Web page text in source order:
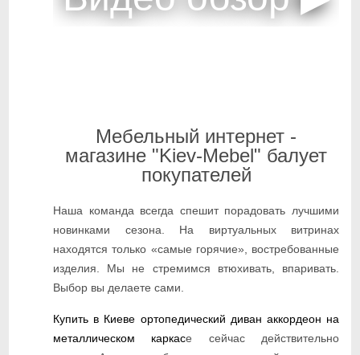
Мебельный интернет -
магазине "Kiev-Mebel" балует
покупателей
Наша команда всегда спешит порадовать лучшими
новинками сезона. На виртуальных витринах
находятся только «самые горячие», востребованные
изделия. Мы не стремимся втюхивать, впаривать.
Выбор вы делаете сами.
Купить в Киеве ортопедический диван аккордеон на
металлическом каркасе сейчас действительно